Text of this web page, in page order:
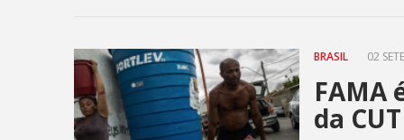
BRASIL 02
FAMA
da CUT